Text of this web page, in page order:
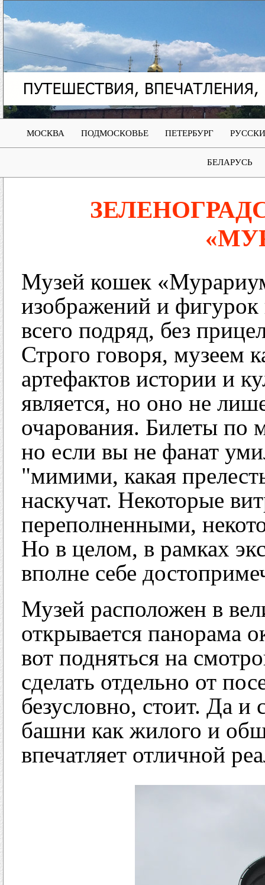
МОСКВА ПОДМОСКОВЬЕ ПЕТЕРБУРГ
БЕЛАРУСЬ
Музей кошек
изображений и
всего подряд, без
Строго говоря, музеем
артефактов истории и
является, но оно не
очарования. Билеты по
но если вы не фанат
"мимими, какая
наскучат. Некоторые
переполненными,
Но в целом, в рамках
вполне себе
Музей расположен в
открывается панорама
вот подняться на
сделать отдельно от
безусловно, стоит. Да и
башни как жилого и
впечатляет отличной